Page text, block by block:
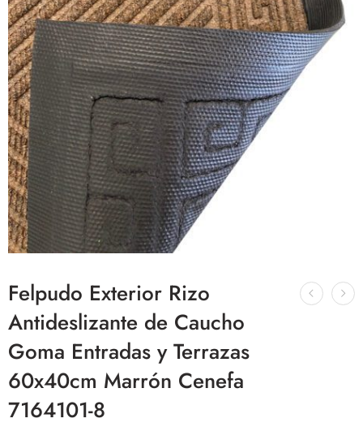
Felpudo Exterior Rizo
Antideslizante de Caucho
Goma Entradas y Terrazas
60x40cm Marrón Cenefa
7164101-8